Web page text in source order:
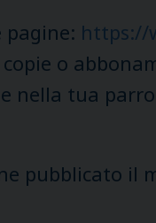
https://
copie o
nella tua
pubblicato il